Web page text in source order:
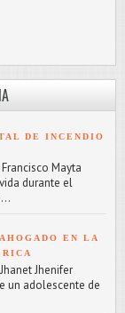
DE INCENDIO
Mayta
durante el
EN LA
Jhenifer
un adolescente de